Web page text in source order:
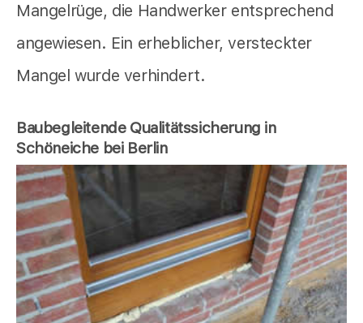
Mangelrüge, die Handwerker entsprechend
angewiesen. Ein erheblicher, versteckter
Mangel wurde verhindert.
Baubegleitende Qualitätssicherung in
Schöneiche bei Berlin